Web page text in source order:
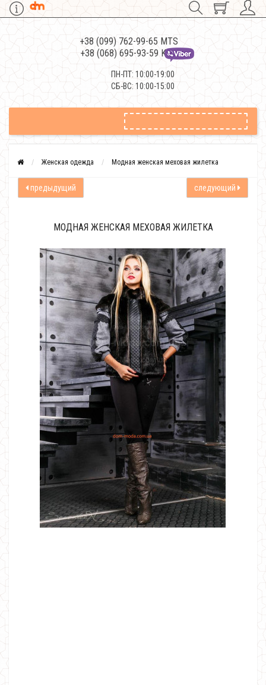
+38 (099) 762-99-65 MTS
+38 (068) 695-93-59 Kievstar
ПН-ПТ: 10:00-19:00
СБ-ВС: 10:00-15:00
Женская одежда Модная женская меховая жилетка
предыдущий следующий
МОДНАЯ ЖЕНСКАЯ МЕХОВАЯ ЖИЛЕТКА